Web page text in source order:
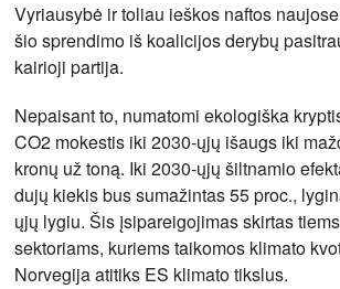
Vyriausybė ir toliau ieškos naftos
šio sprendimo iš koalicijos derybų
kairioji partija.
Nepaisant to, numatomi ekologiška
CO2 mokestis iki 2030-ųjų išaugs iki
kronų už toną. Iki 2030-ųjų šiltnamio
dujų kiekis bus sumažintas 55 proc.,
ųjų lygiu. Šis įsipareigojimas skirtas
sektoriams, kuriems taikomos klimato
Norvegija atitiks ES klimato tikslus.